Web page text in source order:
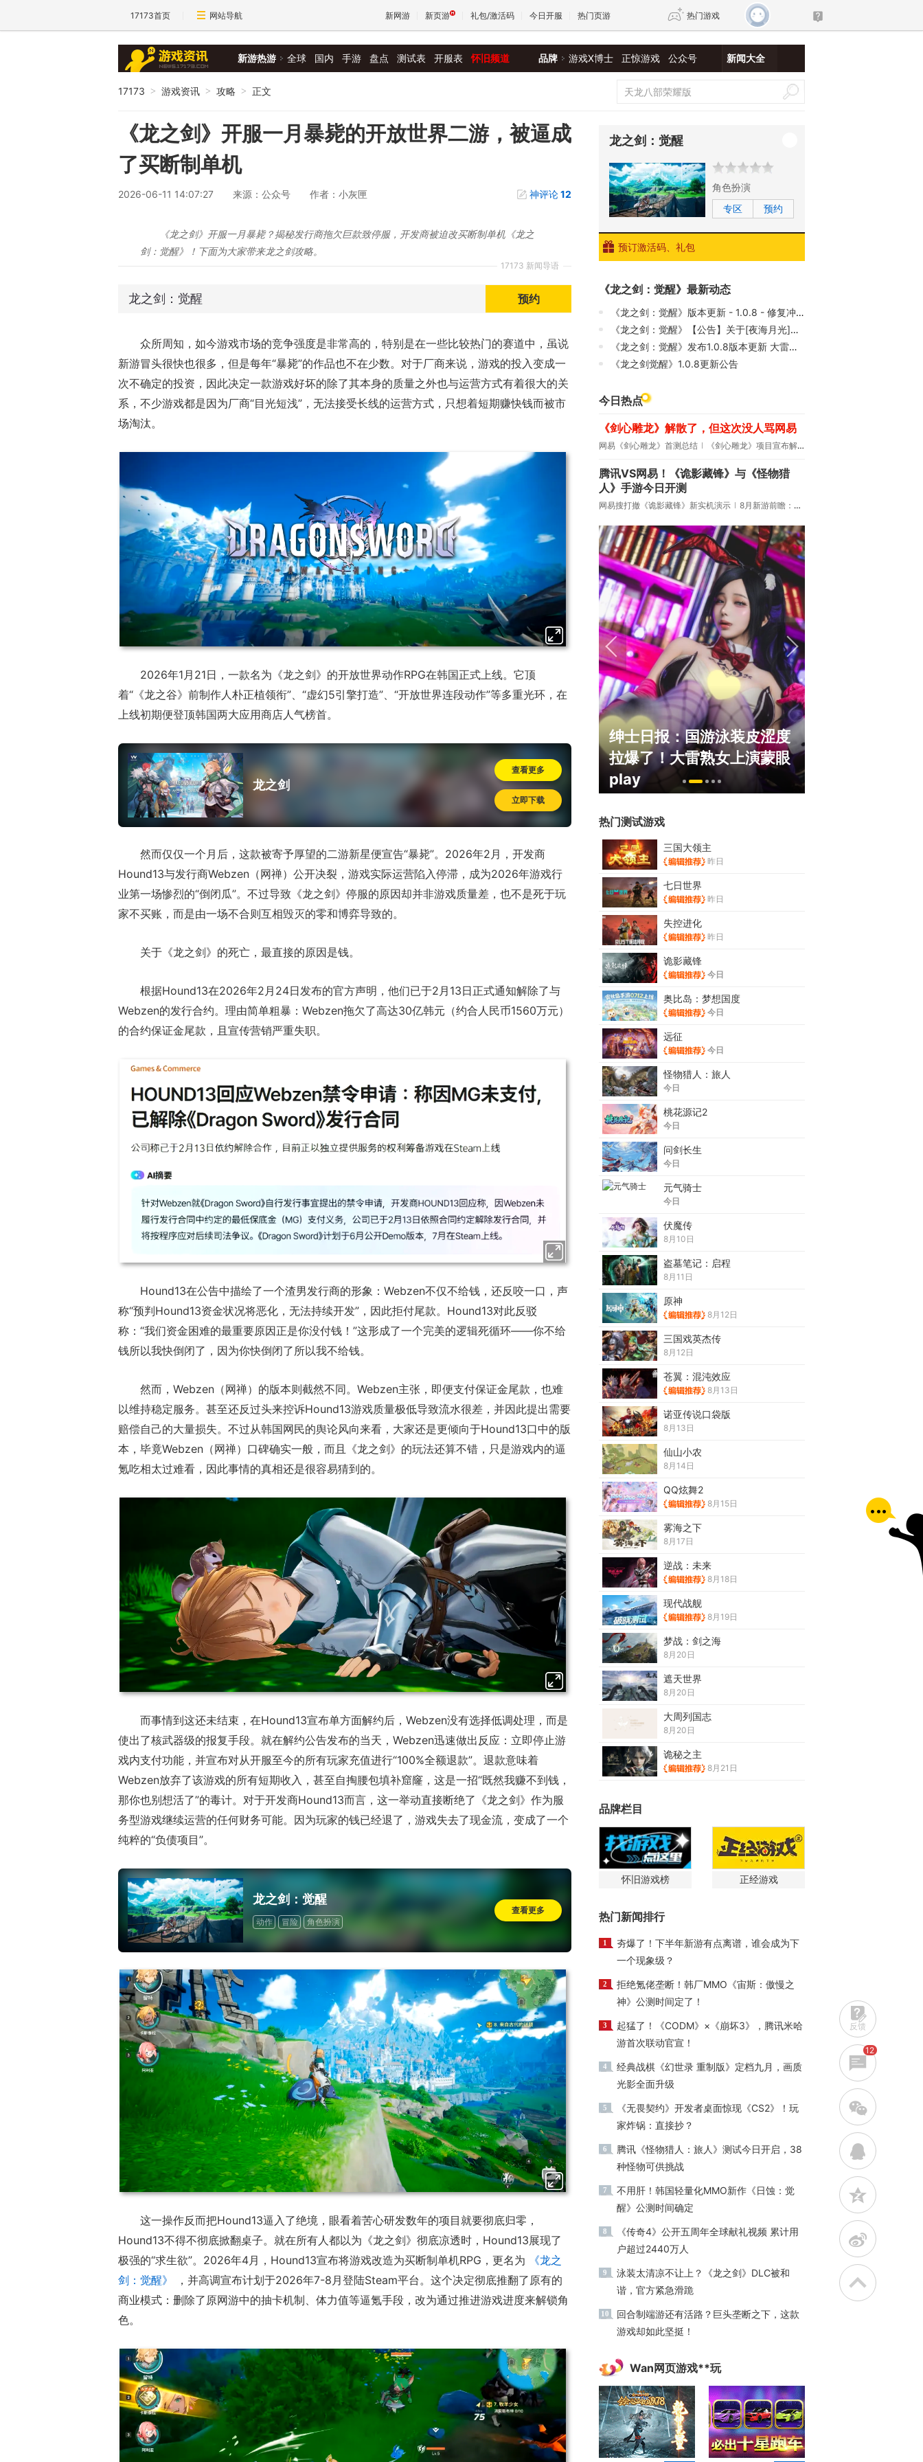
17173首页 网站导航 新网游 新页游 礼包/激活码 今日开服 热门页游 热门游戏
王权与自由 诛仙世界 新仙侠5
新游热游 全球 国内 手游 盘点 测试表 开服表 怀旧频道 品牌 游戏X博士 正惊游戏 公众号 新闻大全
17173 > 游戏资讯 > 攻略 > 正文
《龙之剑》开服一月暴毙的开放世界二游，被逼成
了买断制单机
2026-06-11 14:07:27 来源：公众号 作者：小灰匣 神评论12
17173 新闻导语
《龙之剑》开服一月暴毙？揭秘发行商拖欠巨款致停服，开发商被迫改买断制单机《龙之
剑：觉醒》！下面为大家带来龙之剑攻略。
龙之剑：觉醒 预约
众所周知，如今游戏市场的竞争强度是非常高的，特别是在一些比较热门的赛道中，虽说
新游冒头很快也很多，但是每年“暴毙”的作品也不在少数。对于厂商来说，游戏的投入变成一
次不确定的投资，因此决定一款游戏好坏的除了其本身的质量之外也与运营方式有着很大的关
系，不少游戏都是因为厂商“目光短浅”，无法接受长线的运营方式，只想着短期赚快钱而被市
场淘汰。
2026年1月21日，一款名为《龙之剑》的开放世界动作RPG在韩国正式上线。它顶
着“《龙之谷》前制作人朴正植领衔”、“虚幻5引擎打造”、“开放世界连段动作”等多重光环，在
上线初期便登顶韩国两大应用商店人气榜首。
龙之剑
查看更多
立即下载
然而仅仅一个月后，这款被寄予厚望的二游新星便宣告“暴毙”。2026年2月，开发商
Hound13与发行商Webzen（网禅）公开决裂，游戏实际运营陷入停滞，成为2026年游戏行
业第一场惨烈的“倒闭瓜”。不过导致《龙之剑》停服的原因却并非游戏质量差，也不是死于玩
家不买账，而是由一场不合则互相毁灭的零和博弈导致的。
关于《龙之剑》的死亡，最直接的原因是钱。
根据Hound13在2026年2月24日发布的官方声明，他们已于2月13日正式通知解除了与
Webzen的发行合约。理由简单粗暴：Webzen拖欠了高达30亿韩元（约合人民币1560万元）
的合约保证金尾款，且宣传营销严重失职。
Hound13在公告中描绘了一个渣男发行商的形象：Webzen不仅不给钱，还反咬一口，声
称“预判Hound13资金状况将恶化，无法持续开发”，因此拒付尾款。Hound13对此反驳
称：“我们资金困难的最重要原因正是你没付钱！”这形成了一个完美的逻辑死循环——你不给
钱所以我快倒闭了，因为你快倒闭了所以我不给钱。
然而，Webzen（网禅）的版本则截然不同。Webzen主张，即便支付保证金尾款，也难
以维持稳定服务。甚至还反过头来控诉Hound13游戏质量极低导致流水很差，并因此提出需要
赔偿自己的大量损失。不过从韩国网民的舆论风向来看，大家还是更倾向于Hound13口中的版
本，毕竟Webzen（网禅）口碑确实一般，而且《龙之剑》的玩法还算不错，只是游戏内的逼
氪吃相太过难看，因此事情的真相还是很容易猜到的。
而事情到这还未结束，在Hound13宣布单方面解约后，Webzen没有选择低调处理，而是
使出了核武器级的报复手段。就在解约公告发布的当天，Webzen迅速做出反应：立即停止游
戏内支付功能，并宣布对从开服至今的所有玩家充值进行“100%全额退款”。退款意味着
Webzen放弃了该游戏的所有短期收入，甚至自掏腰包填补窟窿，这是一招“既然我赚不到钱，
那你也别想活了”的毒计。对于开发商Hound13而言，这一举动直接断绝了《龙之剑》作为服
务型游戏继续运营的任何财务可能。因为玩家的钱已经退了，游戏失去了现金流，变成了一个
纯粹的“负债项目”。
龙之剑：觉醒
动作 冒险 角色扮演
查看更多
这一操作反而把Hound13逼入了绝境，眼看着苦心研发数年的项目就要彻底归零，
Hound13不得不彻底掀翻桌子。就在所有人都以为《龙之剑》彻底凉透时，Hound13展现了
极强的“求生欲”。2026年4月，Hound13宣布将游戏改造为买断制单机RPG，更名为
《龙之
剑：觉醒》
，并高调宣布计划于2026年7-8月登陆Steam平台。这个决定彻底推翻了原有的
商业模式：删除了原网游中的抽卡机制、体力值等逼氪手段，改为通过推进游戏进度来解锁角
色。
龙之剑：觉醒
角色扮演
专区
预约
预订激活码、礼包
《龙之剑：觉醒》最新动态
《龙之剑：觉醒》版本更新 - 1.0.8 - 修复冲刺异常状态中断问题
《龙之剑：觉醒》【公告】关于[夜海月光]DLC 上线优惠的说明
《龙之剑：觉醒》发布1.0.8版本更新 大雷泳装DLC再出问题！
《龙之剑觉醒》1.0.8更新公告
今日热点
《剑心雕龙》解散了，但这次没人骂网易
网易《剑心雕龙》首测总结 《剑心雕龙》项目宣布解散
腾讯VS网易！《诡影藏锋》与《怪物猎
人》手游今日开测
网易搜打撤《诡影藏锋》新实机演示 8月新游前瞻：《诡秘之主》领衔
爆开启
的囧图集（1170）
绅士日报：国游泳装皮涩度
拉爆了！大雷熟女上演蒙眼
play
热门测试游戏
三国大领主
昨日
七日世界
昨日
失控进化
昨日
诡影藏锋
今日
奥比岛：梦想国度
今日
远征
今日
怪物猎人：旅人
今日
桃花源记2
今日
问剑长生
今日
元气骑士
今日
伏魔传
8月10日
盗墓笔记：启程
8月11日
原神
8月12日
三国戏英杰传
8月12日
苍翼：混沌效应
8月13日
诺亚传说口袋版
8月13日
仙山小农
8月14日
QQ炫舞2
8月15日
雾海之下
8月17日
逆战：未来
8月18日
现代战舰
8月19日
梦战：剑之海
8月20日
遮天世界
8月20日
大周列国志
8月20日
诡秘之主
8月21日
品牌栏目
怀旧游戏榜 正经游戏
热门新闻排行
1
夯爆了！下半年新游有点离谱，谁会成为下
一个现象级？
2
拒绝氪佬垄断！韩厂MMO《宙斯：傲慢之
神》公测时间定了！
3
起猛了！《CODM》×《崩坏3》，腾讯米哈
游首次联动官宣！
4
经典战棋《幻世录 重制版》定档九月，画质
光影全面升级
5
《无畏契约》开发者桌面惊现《CS2》！玩
家炸锅：直接抄？
6
腾讯《怪物猎人：旅人》测试今日开启，38
种怪物可供挑战
7
不用肝！韩国轻量化MMO新作《日蚀：觉
醒》公测时间确定
8
《传奇4》公开五周年全球献礼视频 累计用
户超过2440万人
9
泳装太清凉不让上？《龙之剑》DLC被和
谐，官方紧急滑跪
10
回合制端游还有活路？巨头垄断之下，这款
游戏却如此坚挺！
Wan网页游戏**玩
反馈
12
w
q
z
t